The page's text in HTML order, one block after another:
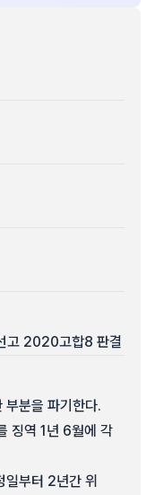
고 2020고합8 판결
분을 파기한다.
징역 1년 6월에 각
일부터 2년간 위